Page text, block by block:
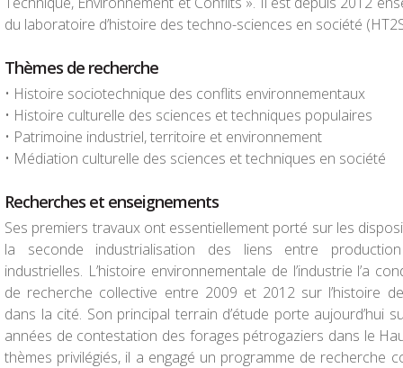
du laboratoire d’histoire des techno-sciences en société
Thèmes de recherche
• Histoire sociotechnique des conflits environnementaux
• Histoire culturelle des sciences et techniques populaires
• Patrimoine industriel, territoire et environnement
• Médiation culturelle des sciences et techniques en société
Recherches et enseignements
Ses premiers travaux ont essentiellement porté sur les
la seconde industrialisation des liens entre
industrielles. L’histoire environnementale de l’industrie l’a
de recherche collective entre 2009 et 2012 sur l’histoire
dans la cité. Son principal terrain d’étude porte aujourd’hui
années de contestation des forages pétrogaziers dans le
thèmes privilégiés, il a engagé un programme de recherche